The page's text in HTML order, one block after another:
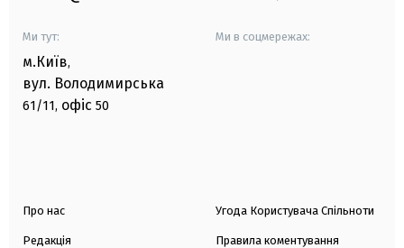
Ми тут:
м.Київ,
вул. Володимирська
61/11, офіс 50
Ми в соцмережах:
Про нас
Редакція
Угода Користувача Спільноти
Правила коментування